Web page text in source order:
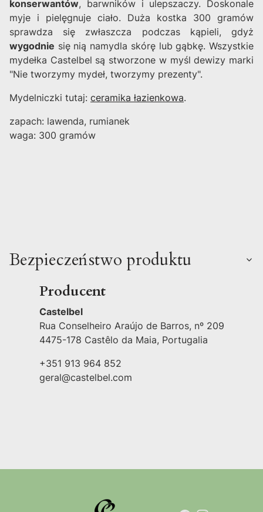
konserwantów, barwników i ulepszaczy. Doskonale
myje i pielęgnuje ciało. Duża kostka 300 gramów
sprawdza się zwłaszcza podczas kąpieli, gdyż
wygodnie się nią namydla skórę lub gąbkę. Wszystkie
mydełka Castelbel są stworzone w myśl dewizy marki
"Nie tworzymy mydeł, tworzymy prezenty".
Mydelniczki tutaj: ceramika łazienkowa.
zapach: lawenda, rumianek
waga: 300 gramów
Bezpieczeństwo produktu
Producent
Castelbel
Rua Conselheiro Araújo de Barros, nº 209
4475-178 Castêlo da Maia, Portugalia
+351 913 964 852
geral@castelbel.com